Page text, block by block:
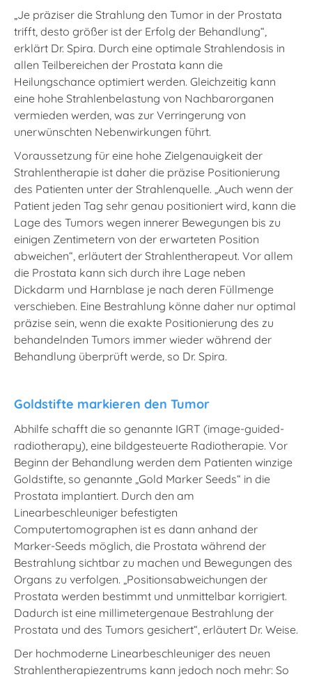
„Je präziser die Strahlung den Tumor in der Prostata
trifft, desto größer ist der Erfolg der Behandlung“,
erklärt Dr. Spira. Durch eine optimale Strahlendosis in
allen Teilbereichen der Prostata kann die
Heilungschance optimiert werden. Gleichzeitig kann
eine hohe Strahlenbelastung von Nachbarorganen
vermieden werden, was zur Verringerung von
unerwünschten Nebenwirkungen führt.
Voraussetzung für eine hohe Zielgenauigkeit der
Strahlentherapie ist daher die präzise Positionierung
des Patienten unter der Strahlenquelle. „Auch wenn der
Patient jeden Tag sehr genau positioniert wird, kann die
Lage des Tumors wegen innerer Bewegungen bis zu
einigen Zentimetern von der erwarteten Position
abweichen“, erläutert der Strahlentherapeut. Vor allem
die Prostata kann sich durch ihre Lage neben
Dickdarm und Harnblase je nach deren Füllmenge
verschieben. Eine Bestrahlung könne daher nur optimal
präzise sein, wenn die exakte Positionierung des zu
behandelnden Tumors immer wieder während der
Behandlung überprüft werde, so Dr. Spira.
Goldstifte markieren den Tumor
Abhilfe schafft die so genannte IGRT (image-guided-
radiotherapy), eine bildgesteuerte Radiotherapie. Vor
Beginn der Behandlung werden dem Patienten winzige
Goldstifte, so genannte „Gold Marker Seeds“ in die
Prostata implantiert. Durch den am
Linearbeschleuniger befestigten
Computertomographen ist es dann anhand der
Marker-Seeds möglich, die Prostata während der
Bestrahlung sichtbar zu machen und Bewegungen des
Organs zu verfolgen. „Positionsabweichungen der
Prostata werden bestimmt und unmittelbar korrigiert.
Dadurch ist eine millimetergenaue Bestrahlung der
Prostata und des Tumors gesichert“, erläutert Dr. Weise.
Der hochmoderne Linearbeschleuniger des neuen
Strahlentherapiezentrums kann jedoch noch mehr: So